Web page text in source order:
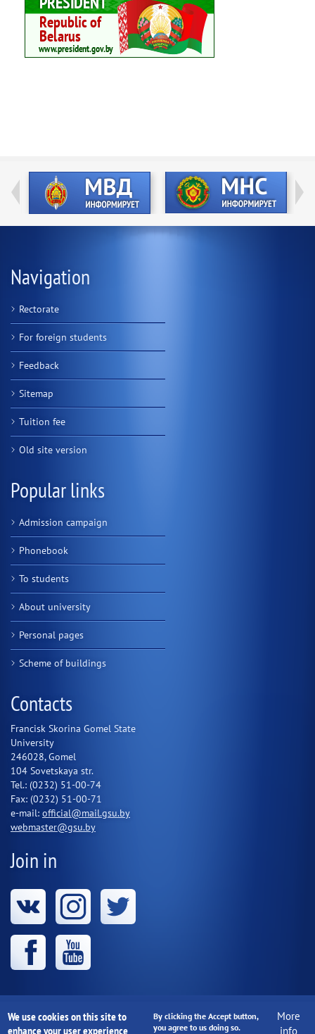
Navigation
Rectorate
For foreign students
Feedback
Sitemap
Tuition fee
Old site version
Popular links
Admission campaign
Phonebook
To students
About university
Personal pages
Scheme of buildings
Contacts
Francisk Skorina Gomel State
University
246028, Gomel
104 Sovetskaya str.
Tel.: (0232) 51-00-74
Fax: (0232) 51-00-71
e-mail: official@mail.gsu.by
webmaster@gsu.by
Join in
Educational institution "Francisk Skorina Gomel State
University" 1997-2020
We use cookies on this site to
enhance your user experience
By clicking the Accept button,
you agree to us doing so.
More
info